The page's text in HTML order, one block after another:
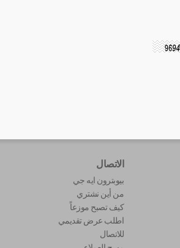
الاتصال
بيوبترون ايه جي
من أين نشتري
كيف تصبح موزعاً
اطلب عرض تقديمي
للاتصال